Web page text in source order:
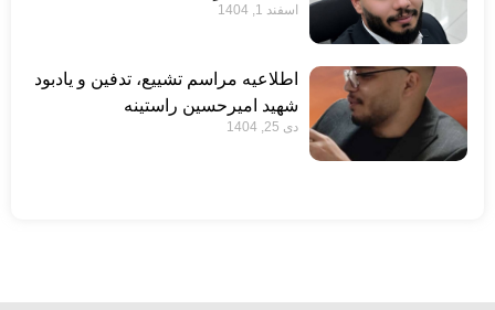
اسفند 1, 1404
اطلاعیه مراسم تشییع، تدفین و یادبود
شهید امیرحسین راستینه
دی 25, 1404